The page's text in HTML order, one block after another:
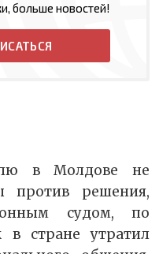
больше новостей!
в Молдове не
против решения,
судом, по
в стране утратил